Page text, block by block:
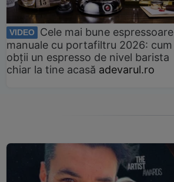
VIDEO
Cele mai bune espressoare
manuale cu portafiltru 2026: cum
obții un espresso de nivel barista
chiar la tine acasă adevarul.ro